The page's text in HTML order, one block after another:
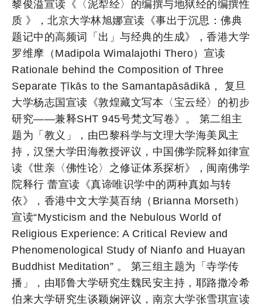
黎俊溢宣读《〈泥犁经〉的编撰与地狱经的编撰性
质 》，北京大学林旭娜宣读《事出于沉思：佛典
题记中的高频词「出」与经典的生成》，香港大学
罗维摩（Madipola Wimalajothi Thero）宣读
Rationale behind the Composition of Three
Separate Ṭīkās to the Samantapāsādikā， 复旦
大学杨志国宣读《敦煌藏文写本〈宝云经〉的初步
研究——兼释SHT 945号梵文写卷》。 第二组主
题为「教义」，由巴黎科学与文理大学海美凤主
持，汉堡大学田海教授评议，中国佛学院释如律宣
读《世亲〈佛性论〉之修证体系探析》，闽南佛学
院释行 蕾宣读《真谛唯识学中的两种真如与转
依》，香港中文大学莫百纳（Brianna Morseth）
宣读“Mysticism and the Nebulous World of
Religious Experience: A Critical Review and
Phenomenological Study of Nianfo and Huayan
Buddhist Meditation” 。 第三组主题为「寺学传
播」，由耶鲁大学研究生魏民安主持，耶路撒冷希
伯来大学研究生谈颖娴评议，南京大学张雪琪宣读